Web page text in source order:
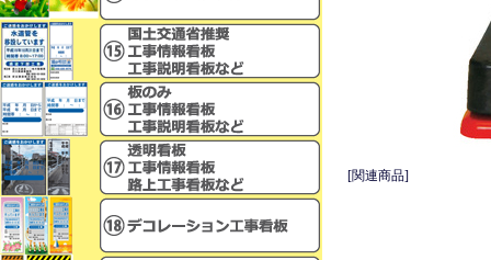
[関連商品]